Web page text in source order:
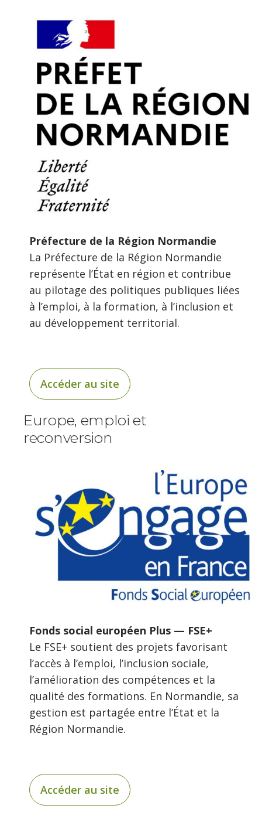
Préfecture de la Région Normandie
La Préfecture de la Région Normandie
représente l’État en région et contribue
au pilotage des politiques publiques liées
à l’emploi, à la formation, à l’inclusion et
au développement territorial.
Accéder au site
Europe, emploi et
reconversion
Fonds social européen Plus — FSE+
Le FSE+ soutient des projets favorisant
l’accès à l’emploi, l’inclusion sociale,
l’amélioration des compétences et la
qualité des formations. En Normandie, sa
gestion est partagée entre l’État et la
Région Normandie.
Accéder au site